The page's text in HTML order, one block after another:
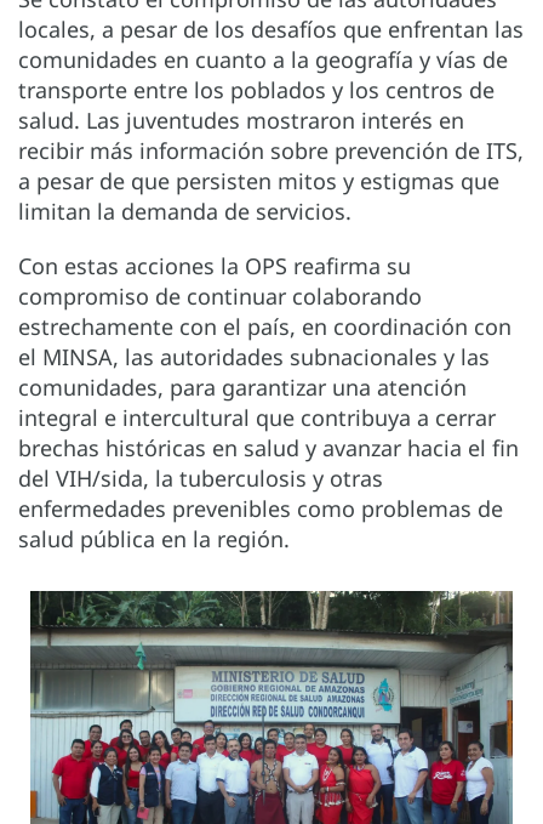
locales, a pesar de los desafíos que enfrentan las
comunidades en cuanto a la geografía y vías de
transporte entre los poblados y los centros de
salud. Las juventudes mostraron interés en
recibir más información sobre prevención de ITS,
a pesar de que persisten mitos y estigmas que
limitan la demanda de servicios.
Con estas acciones la OPS reafirma su
compromiso de continuar colaborando
estrechamente con el país, en coordinación con
el MINSA, las autoridades subnacionales y las
comunidades, para garantizar una atención
integral e intercultural que contribuya a cerrar
brechas históricas en salud y avanzar hacia el fin
del VIH/sida, la tuberculosis y otras
enfermedades prevenibles como problemas de
salud pública en la región.